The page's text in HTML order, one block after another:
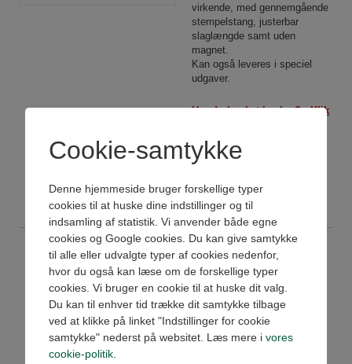
virkende, med gennemgående
stempelstang, justerbar
slaglængde samt uden
magnet.
Kan også leveres i speciel
udgaver.
Har du husket beslag? -Klik
Har du husket
reedkontakter? -
Se datablad og 3D
CC3046032020
Guided compact cyl Ø32x20
Ikke på lager
Pris: 3.281,00 DKK ex moms
CC3046032025
Guided compact cyl Ø32x25
Ikke på lager
Pris: 3.281,00 DKK ex moms
Cookie-samtykke
Denne hjemmeside bruger forskellige typer
cookies til at huske dine indstillinger og til
indsamling af statistik. Vi anvender både egne
cookies og Google cookies. Du kan give samtykke
til alle eller udvalgte typer af cookies nedenfor,
hvor du også kan læse om de forskellige typer
cookies. Vi bruger en cookie til at huske dit valg.
Du kan til enhver tid trække dit samtykke tilbage
ved at klikke på linket "Indstillinger for cookie
samtykke" nederst på websitet. Læs mere i vores
cookie-politik